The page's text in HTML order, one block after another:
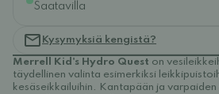
Saatavilla
Kysymyksiä kengistä?
Merrell Kid's Hydro Quest on
täydellinen valinta esimerkiksi
kesäseikkailuihin. Kantapään ja